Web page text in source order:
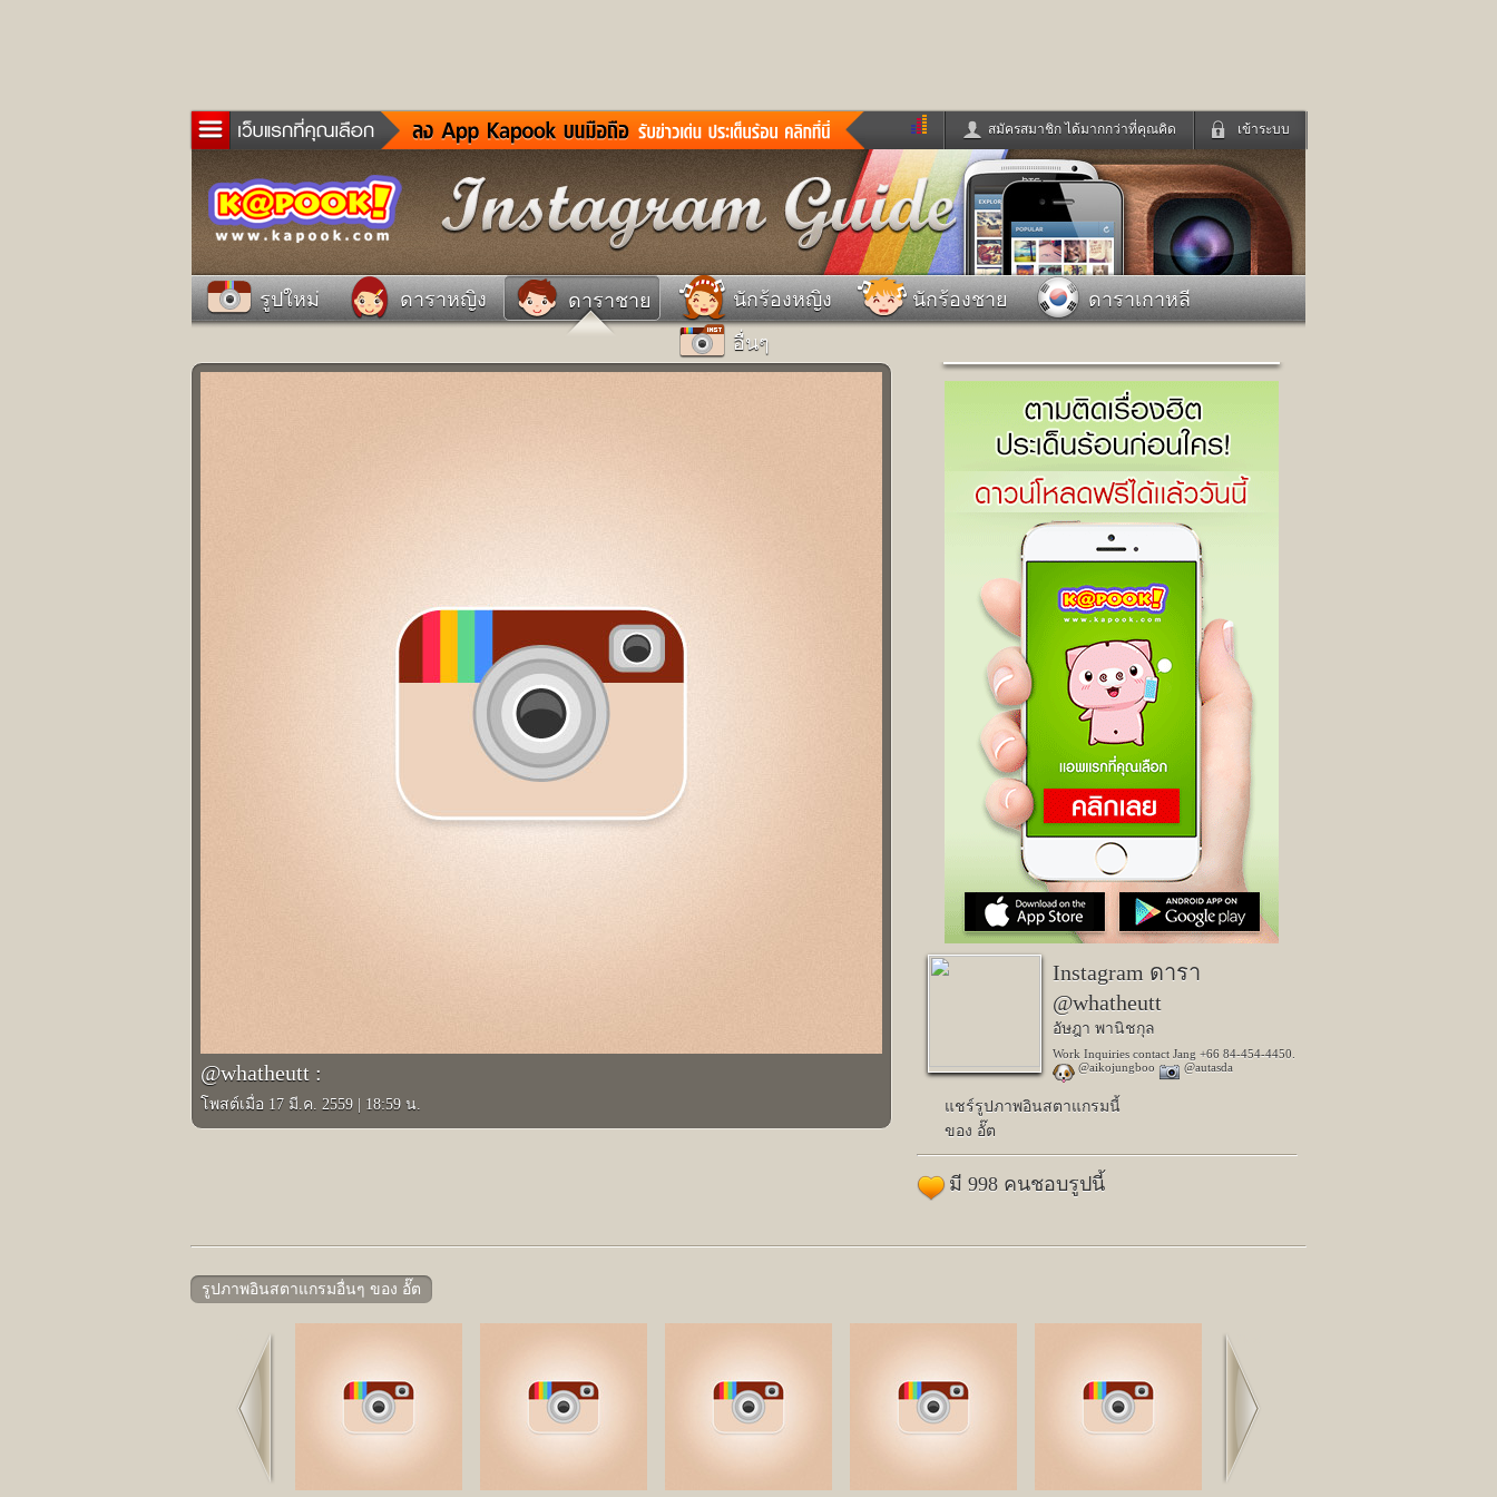
เข้าระบบ
สมัครสมาชิก ได้มากกว่าที่คุณคิด
ข่าวด่วน ข่าวสั้น ข่าวดารา
ดูทีวี
ละคร
หนังใหม่ ฟังเพลง
ฟังวิทยุออนไลน์
เกม
หมากรุกไทย แชทหมากฮอส
Glitter
แต่งงาน
แม่และเด็ก
ดูดวง
ทำนายฝัน สุขภาพ
สัตว์เลี้ยง
ผู้ชาย
ผลบอล บ้านและการตกแต่ง
ท่องเที่ยว
กลอน
dictionary
เช็คความเร็วเน็ต
Facebook
เข้าระบบด้วย User Kapook
Email
Password
เข้าระบบด้วย Facebook
รูปใหม่ ดาราหญิง ดาราชาย นักร้องหญิง นักร้องชาย
ดาราเกาหลี
อื่นๆ
@whatheutt :
โพสต์เมื่อ 17 มี.ค. 2559 18:59 น.
Instagram ดารา
@whatheutt
อัษฎา พานิชกุล
Work Inquiries contact Jang +66 84-454-4450.
@aikojungboo
@autasda
แชร์รูปภาพอินสตาแกรมนี้
ของ อั๊ต
มี 998 คนชอบรูปนี้
รูปภาพอินสตาแกรมอื่นๆ ของ อั๊ต